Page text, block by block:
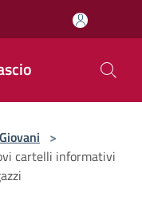
Giovani >
cartelli informativi